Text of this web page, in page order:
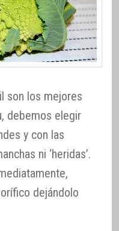
son los mejores
debemos elegir
y con las
ni ‘heridas’.
dejándolo